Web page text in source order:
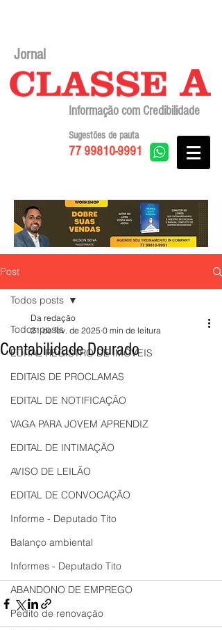
Jornal
Informação com Credibilidade
77 99810-9991
Sugestões de pauta
Post
Todos posts
EDITAL REGISTRO DE IMÓVEIS
EDITAIS DE PROCLAMAS
EDITAL DE NOTIFICAÇÃO
VAGA PARA JOVEM APRENDIZ
EDITAL DE INTIMAÇÃO
AVISO DE LEILÃO
EDITAL DE CONVOCAÇÃO
Informe - Deputado Tito
Balanço ambiental
Informes - Deputado Tito
ABANDONO DE EMPREGO
Pedito de renovação
Todos posts
Contabilidade Dourado
Da redação
21 de fev. de 2025 0 min de leitura